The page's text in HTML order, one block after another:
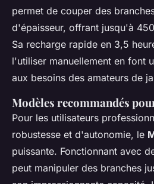
permet de couper des
d'épaisseur, offrant jusqu'à
Sa recharge rapide en 3,5
l'utiliser manuellement en font
aux besoins des amateurs de
Modèles recommandés
Pour les utilisateurs
robustesse et d'autonomie, le
puissante. Fonctionnant avec
peut manipuler des branches